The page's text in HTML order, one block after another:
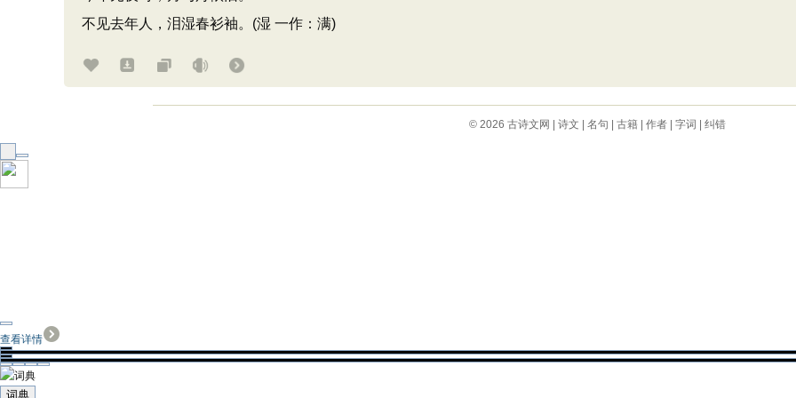
不见去年人，泪湿春衫袖。(湿 一作：满)
© 2026 古诗文网 诗文 名句 古籍| 作者| 字词 纠错
查看详情
词典